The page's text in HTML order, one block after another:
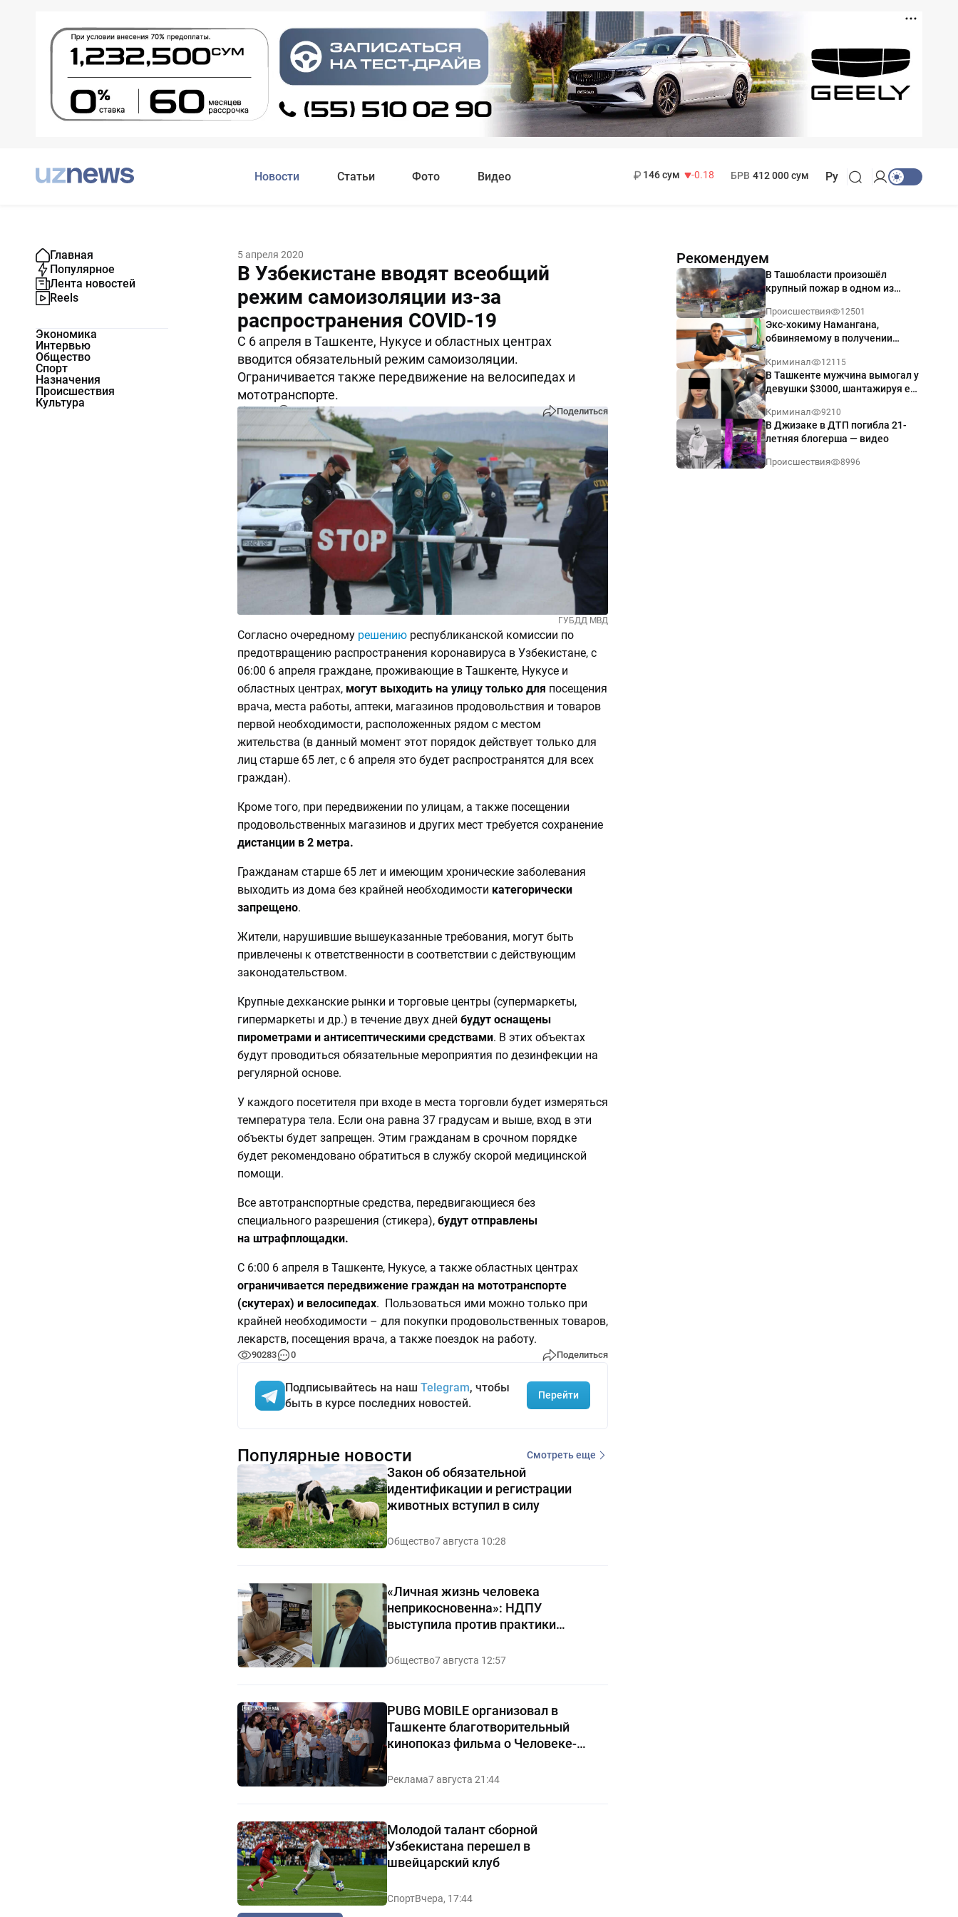
Новости Статьи Фото Видео
146 сум
-0.18
БРВ 412 000 сум Ру
Главная
Популярное
Лента новостей
Reels
Экономика
Интервью
Общество
Спорт
Назначения
Происшествия
Культура
5 апреля 2020
В Узбекистане вводят всеобщий
режим самоизоляции из-за
распространения COVID-19
С 6 апреля в Ташкенте, Нукусе и областных центрах
вводится обязательный режим самоизоляции.
Ограничивается также передвижение на велосипедах и
мототранспорте.
90283 0 Поделиться
ГУБДД МВД
Согласно очередному решениюреспубликанской комиссии по
предотвращению распространения коронавируса в Узбекистане, с
06:00 6 апреля граждане, проживающие в Ташкенте, Нукусе и
областных центрах, могут выходить на улицу только для посещения
врача, места работы, аптеки, магазинов продовольствия и товаров
первой необходимости, расположенных рядом с местом
жительства (в данный момент этот порядок действует только для
лиц старше 65 лет, с 6 апреля это будет распространятся для всех
граждан).
Кроме того, при передвижении по улицам, а также посещении
продовольственных магазинов и других мест требуется сохранение
дистанции в 2 метра.
Гражданам старше 65 лет и имеющим хронические заболевания
выходить из дома без крайней необходимости категорически
запрещено.
Жители, нарушившие вышеуказанные требования, могут быть
привлечены к ответственности в соответствии с действующим
законодательством.
Крупные дехканские рынки и торговые центры (супермаркеты,
гипермаркеты и др.) в течение двух дней будут оснащены
пирометрами и антисептическими средствами. В этих объектах
будут проводиться обязательные мероприятия по дезинфекции на
регулярной основе.
У каждого посетителя при входе в места торговли будет измеряться
температура тела. Если она равна 37 градусам и выше, вход в эти
объекты будет запрещен. Этим гражданам в срочном порядке
будет рекомендовано обратиться в службу скорой медицинской
помощи.
Все автотранспортные средства, передвигающиеся без
специального разрешения (стикера), будут отправлены
на штрафплощадки.
С 6:00 6 апреля в Ташкенте, Нукусе, а также областных центрах
ограничивается передвижение граждан на мототранспорте
(скутерах) и велосипедах. Пользоваться ими можно только при
крайней необходимости – для покупки продовольственных товаров,
лекарств, посещения врача, а также поездок на работу.
90283 0 Поделиться
Подписывайтесь на наш Telegram, чтобы
быть в курсе последних новостей.
Перейти
Рекомендуем
В Ташобласти произошёл
крупный пожар в одном из
Происшествия 12501
Экс-хокиму Намангана,
обвиняемому в получении
приговор
Криминал 12115
В Ташкенте мужчина вымогал у
девушки $3000, шантажируя её
Криминал 9210
В Джизаке в ДТП погибла 21-
летняя блогерша — видео
Происшествия 8996
Популярные новости Смотреть еще
Закон об обязательной
идентификации и регистрации
животных вступил в силу
Общество7 августа 10:28
«Личная жизнь человека
неприкосновенна»: НДПУ
выступила против практики
«позорных домов и махаллей»
Общество7 августа 12:57
PUBG MOBILE организовал в
Ташкенте благотворительный
кинопоказ фильма о Человеке-
пауке
Реклама7 августа 21:44
Молодой талант сборной
Узбекистана перешел в
швейцарский клуб
СпортВчера, 17:44